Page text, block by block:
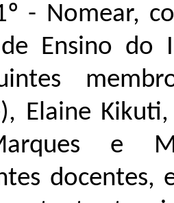
- Nomear,
Ensino do
Elaine
e
docentes,